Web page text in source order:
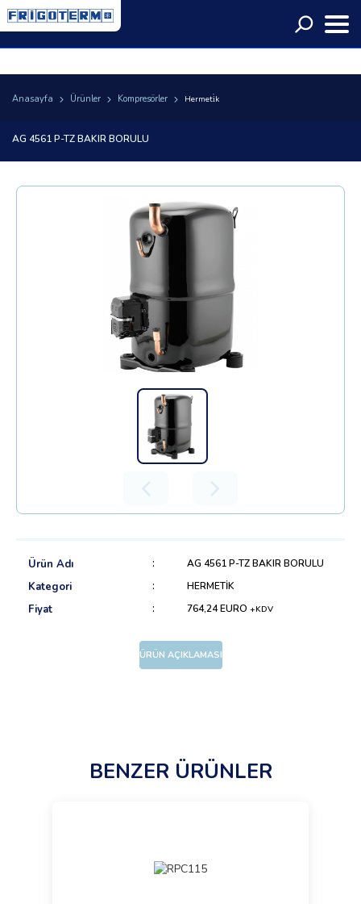
Language
Anasayfa Ürünler Kompresörler Hermeti̇k
AG 4561 P-TZ BAKIR BORULU
Ürün Adı AG 4561 P-TZ BAKIR BORULU
Kategori HERMETİK
Fiyat 764,24 EURO +KDV
ÜRÜN AÇIKLAMASI
BENZER ÜRÜNLER